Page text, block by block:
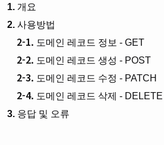
1. 개요
2. 사용방법
2-1. 도메인 레코드 정보 - GET
2-2. 도메인 레코드 생성 - POST
2-3. 도메인 레코드 수정 - PATCH
2-4. 도메인 레코드 삭제 - DELETE
3. 응답 및 오류